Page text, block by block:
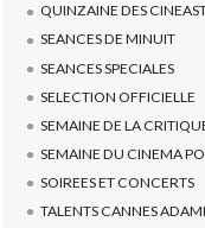
QUINZAINE DES
SEANCES DE MINUIT
SEANCES SPECIALES
SELECTION OFFICIELLE
SEMAINE DE LA
SEMAINE DU CINEMA
SOIREES ET CONCERTS
TALENTS CANNES ADAMI